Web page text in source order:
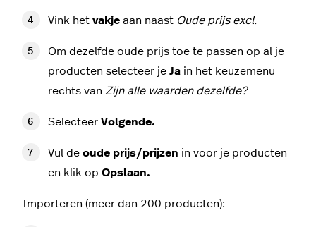
Vink het vakje aan naast Oude prijs excl.
Om dezelfde oude prijs toe te passen op al je
producten selecteer je Ja in het keuzemenu
rechts van Zijn alle waarden dezelfde?
Selecteer Volgende.
Vul de oude prijs/prijzen in voor je producten
en klik op Opslaan.
Importeren (meer dan 200 producten):